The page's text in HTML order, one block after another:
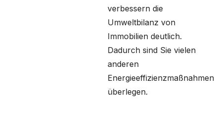
verbessern die
Umweltbilanz von
Immobilien deutlich.
Dadurch sind Sie vielen
anderen
Energieeffizienzmaßnahmen
überlegen.